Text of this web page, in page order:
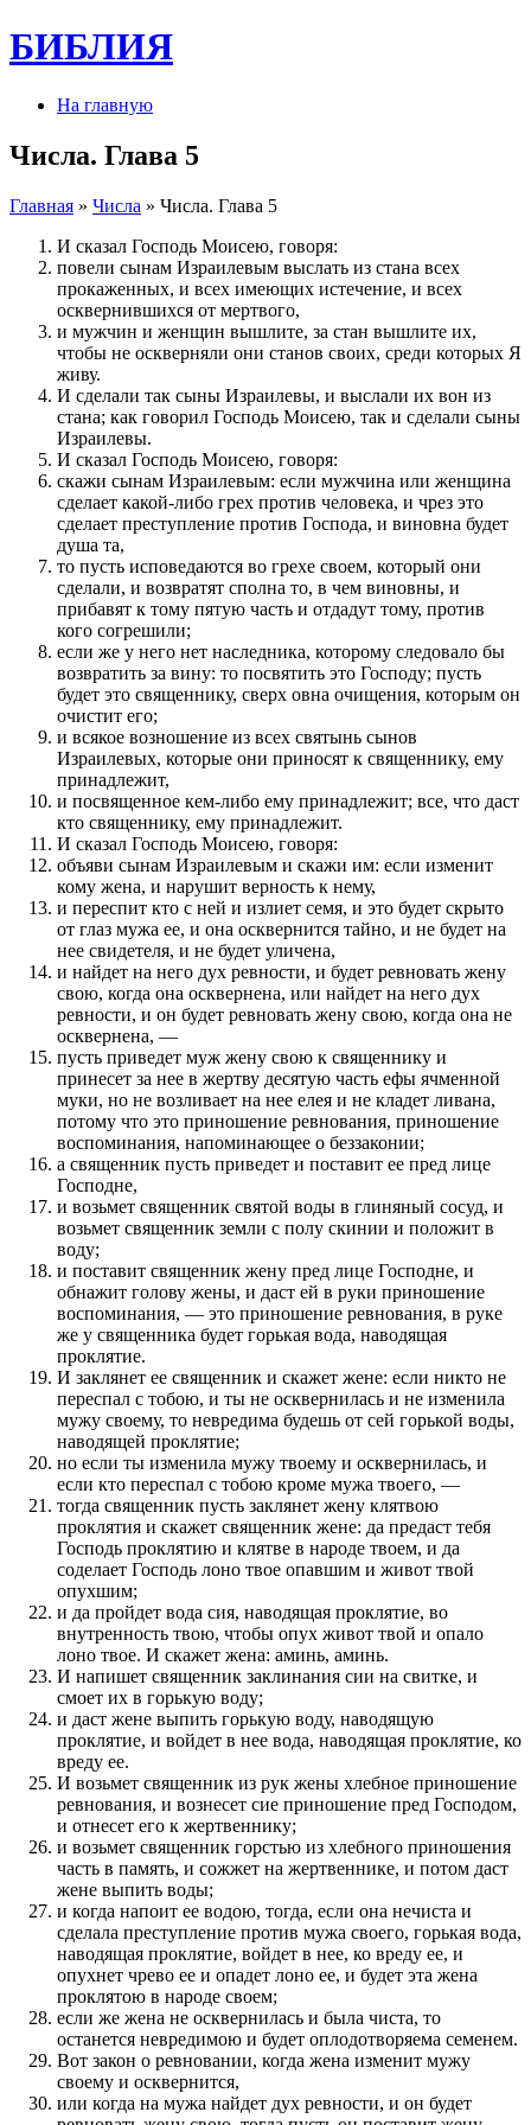
БИБЛИЯ
На главную
Числа. Глава 5
Главная » Числа » Числа. Глава 5
И сказал Господь Моисею, говоря:
повели сынам Израилевым выслать из стана всех
прокаженных, и всех имеющих истечение, и всех
осквернившихся от мертвого,
и мужчин и женщин вышлите, за стан вышлите их,
чтобы не оскверняли они станов своих, среди которых Я
живу.
И сделали так сыны Израилевы, и выслали их вон из
стана; как говорил Господь Моисею, так и сделали сыны
Израилевы.
И сказал Господь Моисею, говоря:
скажи сынам Израилевым: если мужчина или женщина
сделает какой-либо грех против человека, и чрез это
сделает преступление против Господа, и виновна будет
душа та,
то пусть исповедаются во грехе своем, который они
сделали, и возвратят сполна то, в чем виновны, и
прибавят к тому пятую часть и отдадут тому, против
кого согрешили;
если же у него нет наследника, которому следовало бы
возвратить за вину: то посвятить это Господу; пусть
будет это священнику, сверх овна очищения, которым он
очистит его;
и всякое возношение из всех святынь сынов
Израилевых, которые они приносят к священнику, ему
принадлежит,
и посвященное кем-либо ему принадлежит; все, что даст
кто священнику, ему принадлежит.
И сказал Господь Моисею, говоря:
объяви сынам Израилевым и скажи им: если изменит
кому жена, и нарушит верность к нему,
и переспит кто с ней и излиет семя, и это будет скрыто
от глаз мужа ее, и она осквернится тайно, и не будет на
нее свидетеля, и не будет уличена,
и найдет на него дух ревности, и будет ревновать жену
свою, когда она осквернена, или найдет на него дух
ревности, и он будет ревновать жену свою, когда она не
осквернена, —
пусть приведет муж жену свою к священнику и
принесет за нее в жертву десятую часть ефы ячменной
муки, но не возливает на нее елея и не кладет ливана,
потому что это приношение ревнования, приношение
воспоминания, напоминающее о беззаконии;
а священник пусть приведет и поставит ее пред лице
Господне,
и возьмет священник святой воды в глиняный сосуд, и
возьмет священник земли с полу скинии и положит в
воду;
и поставит священник жену пред лице Господне, и
обнажит голову жены, и даст ей в руки приношение
воспоминания, — это приношение ревнования, в руке
же у священника будет горькая вода, наводящая
проклятие.
И заклянет ее священник и скажет жене: если никто не
переспал с тобою, и ты не осквернилась и не изменила
мужу своему, то невредима будешь от сей горькой воды,
наводящей проклятие;
но если ты изменила мужу твоему и осквернилась, и
если кто переспал с тобою кроме мужа твоего, —
тогда священник пусть заклянет жену клятвою
проклятия и скажет священник жене: да предаст тебя
Господь проклятию и клятве в народе твоем, и да
соделает Господь лоно твое опавшим и живот твой
опухшим;
и да пройдет вода сия, наводящая проклятие, во
внутренность твою, чтобы опух живот твой и опало
лоно твое. И скажет жена: аминь, аминь.
И напишет священник заклинания сии на свитке, и
смоет их в горькую воду;
и даст жене выпить горькую воду, наводящую
проклятие, и войдет в нее вода, наводящая проклятие, ко
вреду ее.
И возьмет священник из рук жены хлебное приношение
ревнования, и вознесет сие приношение пред Господом,
и отнесет его к жертвеннику;
и возьмет священник горстью из хлебного приношения
часть в память, и сожжет на жертвеннике, и потом даст
жене выпить воды;
и когда напоит ее водою, тогда, если она нечиста и
сделала преступление против мужа своего, горькая вода,
наводящая проклятие, войдет в нее, ко вреду ее, и
опухнет чрево ее и опадет лоно ее, и будет эта жена
проклятою в народе своем;
если же жена не осквернилась и была чиста, то
останется невредимою и будет оплодотворяема семенем.
Вот закон о ревновании, когда жена изменит мужу
своему и осквернится,
или когда на мужа найдет дух ревности, и он будет